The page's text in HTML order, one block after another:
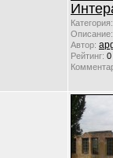
Категория:
Описание:
Автор:
Рейтинг: 0